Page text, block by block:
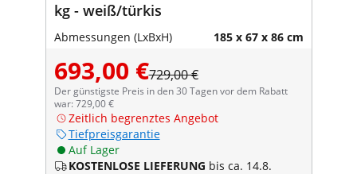
kg - weiß/türkis
Abmessungen (LxBxH) 185 x 67 x 86 cm
693,00 €729,00 €
Der günstigste Preis in den 30 Tagen vor dem Rabatt
war: 729,00 €
Zeitlich begrenztes Angebot
Tiefpreisgarantie
Auf Lager
KOSTENLOSE LIEFERUNG bis ca. 14.8.